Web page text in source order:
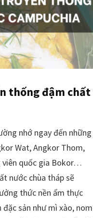
thống đậm chất
nhớ ngay đến những
Wat, Angkor Thom,
viên quốc gia Bokor…
nước chùa tháp sẽ
thức nền ẩm thực
sản như mì xào, nom